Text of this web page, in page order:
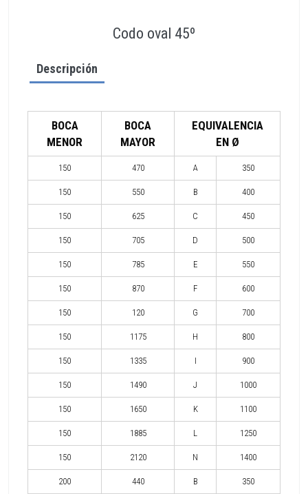
Codo oval 45º
Descripción
BOCA
MENOR
BOCA
MAYOR
EQUIVALENCIA
EN Ø
150 470 A 350
150 550 B 400
150 625 C 450
150 705 D 500
150 785 E 550
150 870 F 600
150 120 G 700
150 1175 H 800
150 1335 I 900
150 1490 J 1000
150 1650 K 1100
150 1885 L 1250
150 2120 N 1400
200 440 B 350